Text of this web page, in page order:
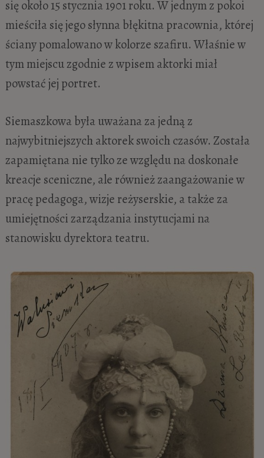
się około 15 stycznia 1901 roku. W jednym z pokoi
mieściła się jego słynna błękitna pracownia, której
ściany pomalowano w kolorze szafiru. Właśnie w
tym miejscu zgodnie z wpisem aktorki miał
powstać jej portret.
Siemaszkowa była uważana za jedną z
najwybitniejszych aktorek swoich czasów. Została
zapamiętana nie tylko ze względu na doskonałe
kreacje sceniczne, ale również zaangażowanie w
pracę pedagoga, wizje reżyserskie, a także za
umiejętności zarządzania instytucjami na
stanowisku dyrektora teatru.